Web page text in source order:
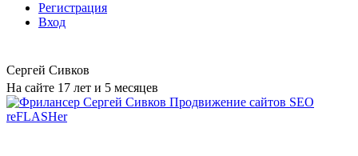
Регистрация
Вход
Сергей Сивков
На сайте 17 лет и 5 месяцев